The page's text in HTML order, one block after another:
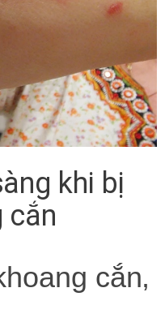
khi bị
cắn
cắn,